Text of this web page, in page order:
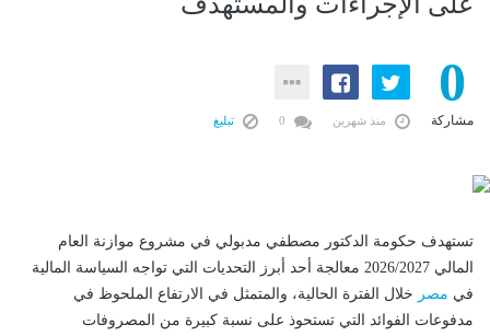
0
مشاركة منذ شهرين تبليغ
تستهدف حكومة الدكتور مصطفي مدبولي في مشروع موازنة العام
المالي 2026/2027 معالجة أحد أبرز التحديات التي تواجه السياسة المالية
في مصر خلال الفترة الحالية، والمتمثل في الارتفاع الملحوظ في
مدفوعات الفوائد التي تستحوذ على نسبة كبيرة من المصروفات